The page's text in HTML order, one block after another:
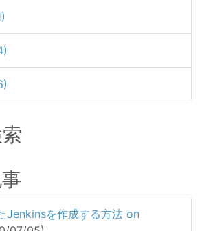
Jenkinsを作成する方法 on